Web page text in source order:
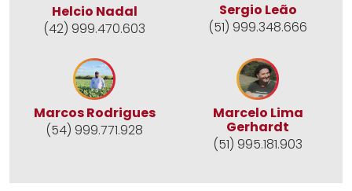
Helcio Nadal
(42) 999.470.603
Sergio Leão
(51) 999.348.666
Marcos Rodrigues
(54) 999.771.928
Marcelo Lima
Gerhardt
(51) 995.181.903